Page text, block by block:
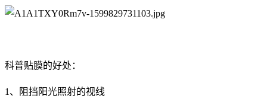
科普贴膜的好处：
1、阻挡阳光照射的视线